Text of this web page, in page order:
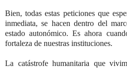
Bien, todas estas peticiones que
inmediata, se hacen dentro del
estado autonómico. Es ahora
fortaleza de nuestras instituciones.
La catástrofe humanitaria que